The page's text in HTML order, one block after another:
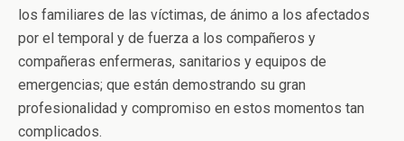
los familiares de las víctimas, de ánimo a los afectados
por el temporal y de fuerza a los compañeros y
compañeras enfermeras, sanitarios y equipos de
emergencias; que están demostrando su gran
profesionalidad y compromiso en estos momentos tan
complicados.